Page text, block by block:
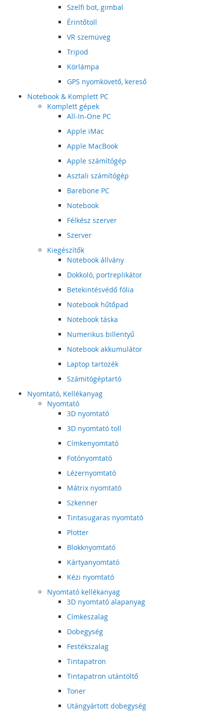
Szelfi bot, gimbal
Érintőtoll
VR szemüveg
Tripod
Körlámpa
GPS nyomkövető, kereső
Notebook & Komplett PC
Komplett gépek
All-In-One PC
Apple iMac
Apple MacBook
Apple számítógép
Asztali számítógép
Barebone PC
Notebook
Félkész szerver
Szerver
Kiegészítők
Notebook állvány
Dokkoló, portreplikátor
Betekintésvédő fólia
Notebook hűtőpad
Notebook táska
Numerikus billentyű
Notebook akkumulátor
Laptop tartozék
Számitógéptartó
Nyomtató, Kellékanyag
Nyomtató
3D nyomtató
3D nyomtató toll
Címkenyomtató
Fotónyomtató
Lézernyomtató
Mátrix nyomtató
Szkenner
Tintasugaras nyomtató
Plotter
Blokknyomtató
Kártyanyomtató
Kézi nyomtató
Nyomtató kellékanyag
3D nyomtató alapanyag
Címkeszalag
Dobegység
Festékszalag
Tintapatron
Tintapatron utántöltő
Toner
Utángyártott dobegység